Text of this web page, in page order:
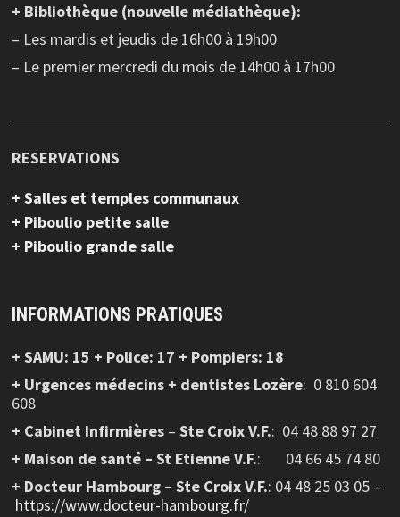
+ Bibliothèque (nouvelle médiathèque):
– Les mardis et jeudis de 16h00 à 19h00
– Le premier mercredi du mois de 14h00 à 17h00
RESERVATIONS
+ Salles et temples communaux
+ Piboulio petite salle
+ Piboulio grande salle
INFORMATIONS PRATIQUES
+ SAMU: 15 + Police: 17 + Pompiers: 18
+ Urgences médecins + dentistes Lozère: 0 810 604
608
+ Cabinet Infirmières– Ste Croix V.F.: 04 48 88 97 27
+ Maison de santé – St Etienne V.F.: 04 66 45 74 80
+ Docteur Hambourg – Ste Croix V.F.: 04 48 25 03 05 –
https://www.docteur-hambourg.fr/